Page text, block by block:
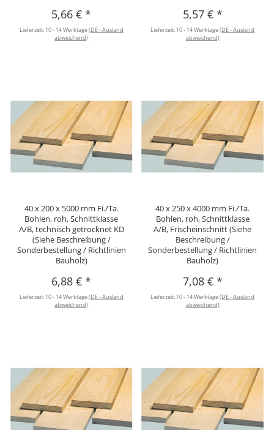
5,66 €*
Lieferzeit: 10 - 14 Werktage(DE - Ausland
abweichend)
5,57 € *
Lieferzeit: 10 - 14 Werktage(DE - Ausland
abweichend)
40 x 200 x 5000 mm Fi./Ta.
Bohlen, roh, Schnittklasse
A/B, technisch getrocknet KD
(Siehe Beschreibung /
Sonderbestellung / Richtlinien
Bauholz)
6,88 €*
Lieferzeit: 10 - 14 Werktage(DE - Ausland
abweichend)
40 x 250 x 4000 mm Fi./Ta.
Bohlen, roh, Schnittklasse
A/B, Frischeinschnitt (Siehe
Beschreibung /
Sonderbestellung / Richtlinien
Bauholz)
7,08 € *
Lieferzeit: 10 - 14 Werktage(DE - Ausland
abweichend)